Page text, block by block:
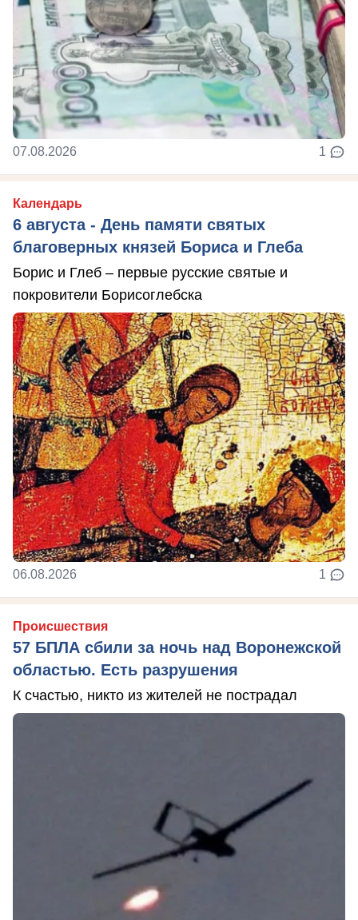
07.08.2026 1
Календарь
6 августа - День памяти святых
благоверных князей Бориса и Глеба
Борис и Глеб – первые русские святые и
покровители Борисоглебска
06.08.2026 1
Происшествия
57 БПЛА сбили за ночь над Воронежской
областью. Есть разрушения
К счастью, никто из жителей не пострадал